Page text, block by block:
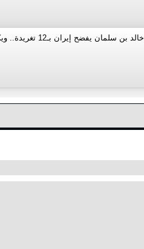
خالد بن سلمان يفضح إيران بـ12 تغريدة.. ويكشف سر وثائق ابن لادن